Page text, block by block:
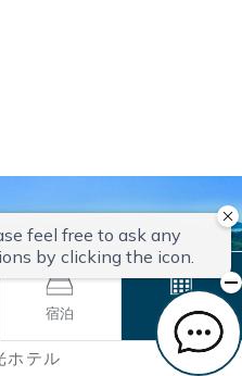
宿泊 ご予約
ホテル